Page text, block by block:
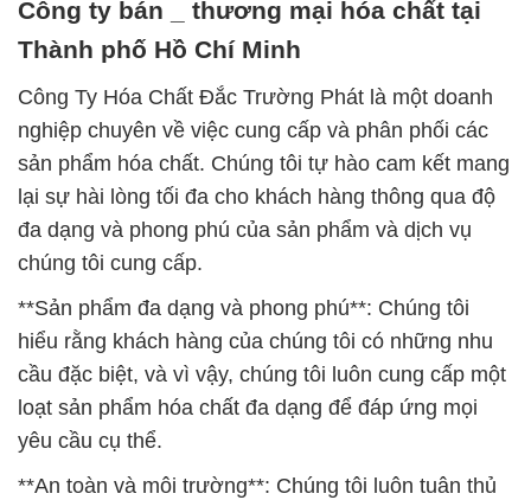
Công ty bán _ thương mại hóa chất tại
Thành phố Hồ Chí Minh
Công Ty Hóa Chất Đắc Trường Phát là một doanh
nghiệp chuyên về việc cung cấp và phân phối các
sản phẩm hóa chất. Chúng tôi tự hào cam kết mang
lại sự hài lòng tối đa cho khách hàng thông qua độ
đa dạng và phong phú của sản phẩm và dịch vụ
chúng tôi cung cấp.
**Sản phẩm đa dạng và phong phú**: Chúng tôi
hiểu rằng khách hàng của chúng tôi có những nhu
cầu đặc biệt, và vì vậy, chúng tôi luôn cung cấp một
loạt sản phẩm hóa chất đa dạng để đáp ứng mọi
yêu cầu cụ thể.
**An toàn và môi trường**: Chúng tôi luôn tuân thủ